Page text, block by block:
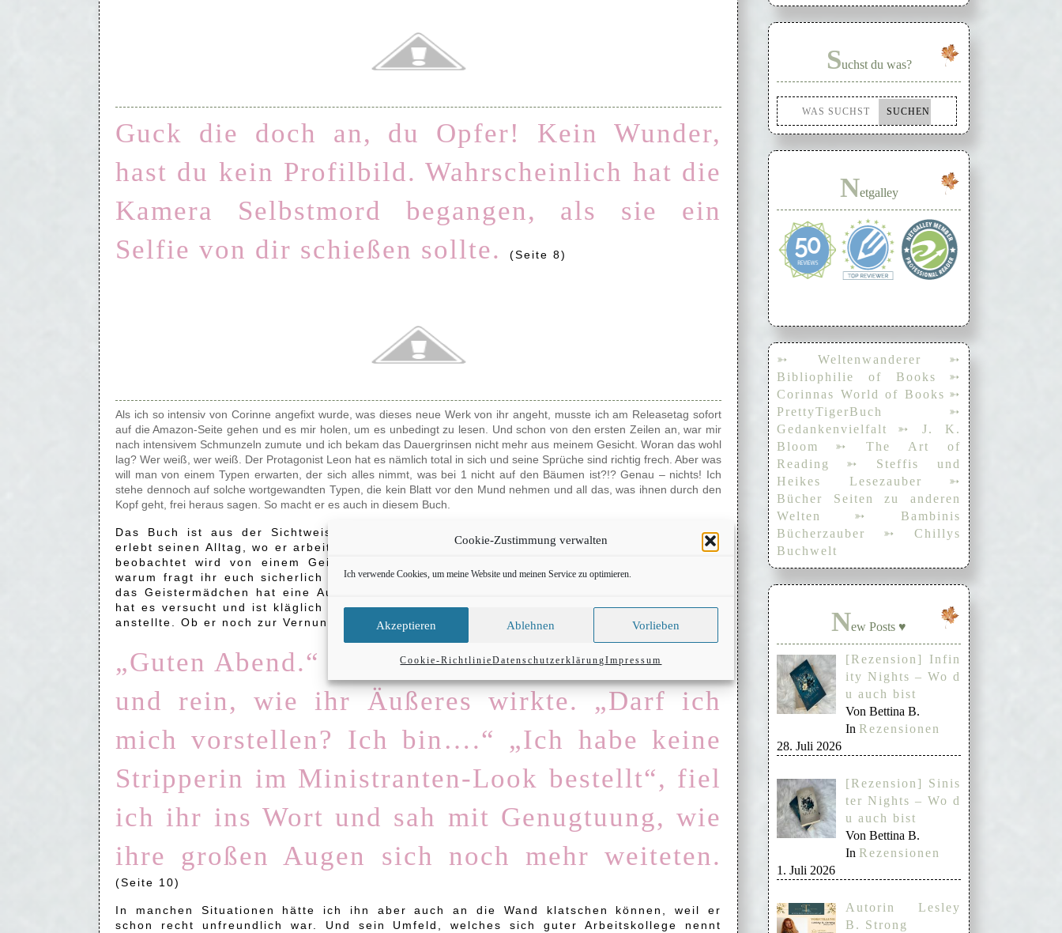
Cookie-Zustimmung verwalten
Ich verwende Cookies, um meine Website und meinen Service zu optimieren.
Akzeptieren Ablehnen Vorlieben
Cookie-RichtlinieDatenschutzerklärungImpressum
Guck die doch an, du Opfer! Kein Wunder,
hast du kein Profilbild. Wahrscheinlich hat die
Kamera Selbstmord begangen, als sie ein
Selfie von dir schießen sollte.
(Seite 8)
Als ich so intensiv von Corinne angefixt wurde, was dieses neue Werk von ihr angeht, musste ich am Releasetag sofort
auf die Amazon-Seite gehen und es mir holen, um es unbedingt zu lesen. Und schon von den ersten Zeilen an, war mir
nach intensivem Schmunzeln zumute und ich bekam das Dauergrinsen nicht mehr aus meinem Gesicht. Woran das wohl
lag? Wer weiß, wer weiß. Der Protagonist Leon hat es nämlich total in sich und seine Sprüche sind richtig frech. Aber was
will man von einem Typen erwarten, der sich alles nimmt, was bei 1 nicht auf den Bäumen ist?!? Genau – nichts! Ich
stehe dennoch auf solche wortgewandten Typen, die kein Blatt vor den Mund nehmen und all das, was ihnen durch den
Kopf geht, frei heraus sagen. So macht er es auch in diesem Buch.
Das Buch ist aus der Sichtweise von Leon in der Ich-Perspektive geschrieben und man
erlebt seinen Alltag, wo er arbeitet, wie er wohnt und was er so treibt, wenn er nicht gerade
beobachtet wird von einem Geistermädchen, was ihm ziemlich auf die Pelle rückt. Aber
warum fragt ihr euch sicherlich oder? Dafür müsst ihr dieses Buch kaufen und lesen. Weil
das Geistermädchen hat eine Aufgabe zu lösen und es gibt kein Entkommen vor ihr. Leon
hat es versucht und ist kläglich gescheitert. Fand es stellenweise richtig witzig, wie er sich
anstellte. Ob er noch zur Vernunft kommen wird?!?
„Guten Abend.“ Ihre Stimme klang ebenso zart
und rein, wie ihr Äußeres wirkte. „Darf ich
mich vorstellen? Ich bin….“ „Ich habe keine
Stripperin im Ministranten-Look bestellt“, fiel
ich ihr ins Wort und sah mit Genugtuung, wie
ihre großen Augen sich noch mehr weiteten.
(Seite 10)
In manchen Situationen hätte ich ihn aber auch an die Wand klatschen können, weil er
schon recht unfreundlich war. Und sein Umfeld, welches sich guter Arbeitskollege nennt
Suchst du was?
Netgalley
➳ Weltenwanderer
➳
Bibliophilie of Books
➳
Corinnas World of Books ➳
PrettyTigerBuch
➳
Gedankenvielfalt
➳ J. K.
Bloom
➳ The Art of
Reading
➳ Steffis und
Heikes Lesezauber
➳
Bücher Seiten zu anderen
Welten
➳ Bambinis
Bücherzauber
➳ Chillys
Buchwelt
New Posts ♥
[Rezension] Infin
ity Nights – Wo d
u auch bist
Von Bettina B.
In Rezensionen
28. Juli 2026
[Rezension] Sinis
ter Nights – Wo d
u auch bist
Von Bettina B.
In Rezensionen
1. Juli 2026
Autorin Lesley
B. Strong